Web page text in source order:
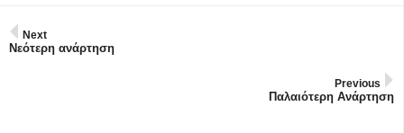
Next
Νεότερη ανάρτηση
Previous
Παλαιότερη Ανάρτηση